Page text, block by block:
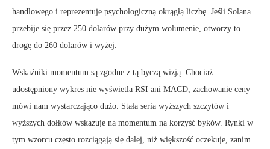
handlowego i reprezentuje psychologiczną okrągłą liczbę. Jeśli Solana
przebije się przez 250 dolarów przy dużym wolumenie, otworzy to
drogę do 260 dolarów i wyżej.
Wskaźniki momentum są zgodne z tą byczą wizją. Chociaż
udostępniony wykres nie wyświetla RSI ani MACD, zachowanie ceny
mówi nam wystarczająco dużo. Stała seria wyższych szczytów i
wyższych dołków wskazuje na momentum na korzyść byków. Rynki w
tym wzorcu często rozciągają się dalej, niż większość oczekuje, zanim